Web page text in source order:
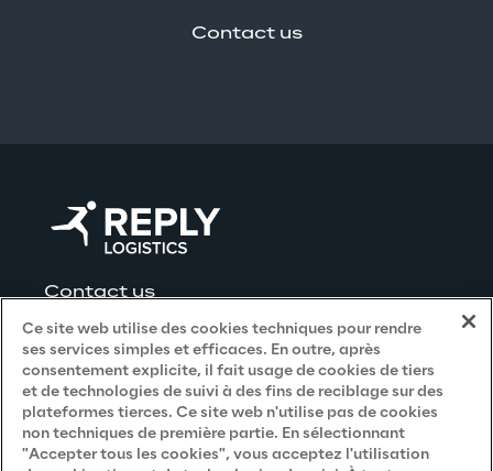
Contact us
Contact us
Privacy and Legal
Privacy & Cookie Policy
Ce site web utilise des cookies techniques pour rendre
ses services simples et efficaces. En outre, après
consentement explicite, il fait usage de cookies de tiers
et de technologies de suivi à des fins de reciblage sur des
plateformes tierces. Ce site web n'utilise pas de cookies
non techniques de première partie. En sélectionnant
"Accepter tous les cookies", vous acceptez l'utilisation